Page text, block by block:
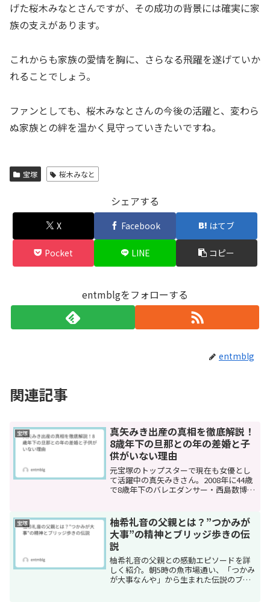
げた桜木みなとさんですが、その成功の背景には確実に家
族の支えがあります。
これからも家族の愛情を胸に、さらなる飛躍を遂げていか
れることでしょう。
ファンとしても、桜木みなとさんの今後の活躍と、変わら
ぬ家族との絆を温かく見守っていきたいですね。
宝塚 桜木みなと
シェアする
X Facebook はてブ
Pocket LINE コピー
entmblgをフォローする
entmblg
関連記事
宝塚
真矢みき出産の真相を徹底解説！
8歳年下の旦那との年の差婚と子
供がいない理由
元宝塚のトップスターで現在も女優とし
て活躍中の真矢みきさん。2008年に44歳
で8歳年下のバレエダンサー・西島数博さ
うか。最近はYouTubeやTikTokなどのSN...
宝塚
柚希礼音の父親とは？”つかみが
大事”の精神とブリッジ歩きの伝
説
柚希礼音の父親との感動エピソードを詳
しく紹介。朝5時の魚市場通い、「つかみ
が大事なんや」から生まれた伝説のブリ